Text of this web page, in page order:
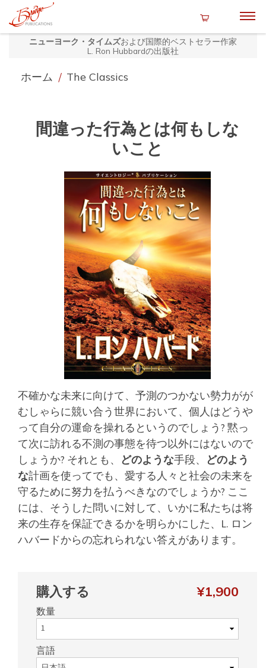
ニューヨーク・タイムズおよび国際的ベストセラー作家
L. Ron Hubbardの出版社
ホーム / The Classics
間違った行為とは何もしな
いこと
不確かな未来に向けて、予測のつかない勢力がが
むしゃらに競い合う世界において、個人はどうや
って自分の運命を操れるというのでしょう? 黙っ
て次に訪れる不測の事態を待つ以外にはないので
しょうか? それとも、
どのような手段、
どのよう
な計画を使ってでも、愛する人々と社会の未来を
守るために努力を払うべきなのでしょうか? ここ
には、そうした問いに対して、いかに私たちは将
来の生存を保証できるかを明らかにした、L. ロン
ハバードからの忘れられない答えがあります。
購入する ¥1,900
数量
言語